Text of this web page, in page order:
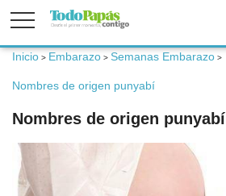
Embarazo
Bebé
Inicio > Embarazo > Semanas Embarazo >
Nombres de origen punyabí
Nombres de origen punyabí